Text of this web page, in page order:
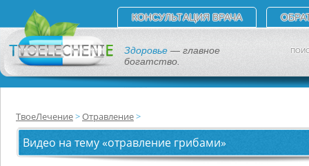
КОНСУЛЬТАЦИЯ ВРАЧА
Здоровье — главное
богатство.
ТвоеЛечение Отравление
Видео на тему «отравление грибами»